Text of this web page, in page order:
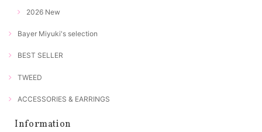
2026 New
Bayer Miyuki's selection
BEST SELLER
TWEED
ACCESSORIES & EARRINGS
Information